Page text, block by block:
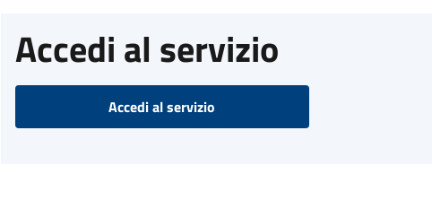
Accedi al servizio
Accedi al servizio